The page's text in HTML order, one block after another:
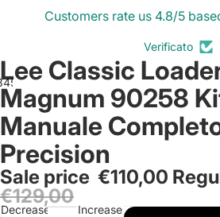
Customers rate us 4.8/5
Verificato
45
Open
image
in
full
screen
Open
image
in
full
screen
Open
image
in
full
screen
Open
image
in
full
screen
Open
image
in
full
screen
Lee Classic
Magnum 90258
Manuale
Precision
Sale price €110,00
€129,00
Decrease
Increase